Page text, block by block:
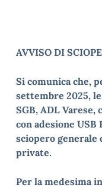
AVVISO DI
Si comunica che,
settembre 2025,
SGB, ADL Varese,
con adesione
sciopero
private.
Per la medesima